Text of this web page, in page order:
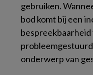
gebruiken.
bod komt bij een
bespreekbaarheid
onderwerp van